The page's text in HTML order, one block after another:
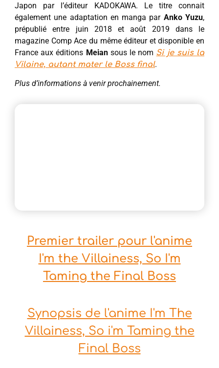
Japon par l’éditeur KADOKAWA. Le titre connait
également une adaptation en manga par Anko Yuzu,
prépublié entre juin 2018 et août 2019 dans le
magazine Comp Ace du même éditeur et disponible en
France aux éditions Meiansous le nom Si je suis la
Vilaine, autant mater le Boss final.
Plus d’informations à venir prochainement.
Premier trailer pour l'anime
I'm the Villainess, So I'm
Taming the Final Boss
Synopsis de l'anime I'm The
Villainess, So i'm Taming the
Final Boss